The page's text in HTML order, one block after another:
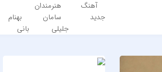
آهنگ
جدید
هنرمندان
سامان
جلیلی
بهنام
بانی